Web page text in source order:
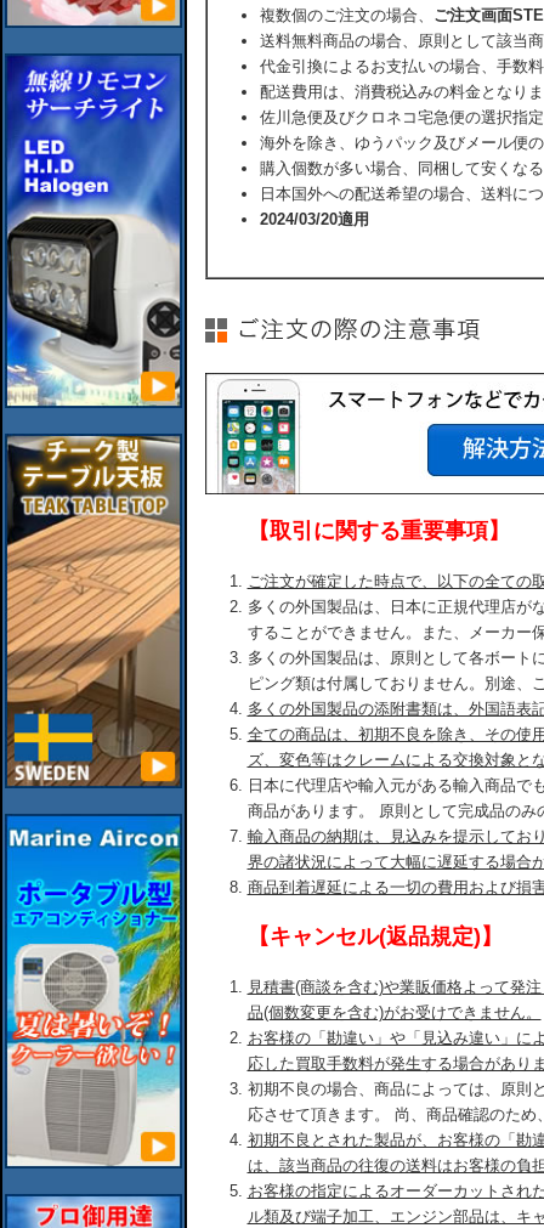
複数個のご注文の場合、 ご注文画面
送料無料商品の場合、原則として該当
代金引換によるお支払いの場合、手数
配送費用は、消費税込みの料金となり
佐川急便及びクロネコ宅急便の選択指
海外を除き、ゆうパック及びメール便
購入個数が多い場合、同梱して安くな
日本国外への配送希望の場合、送料に
2024/03/20適用
【取引に関する重要事項】
ご注文が確定した時点で、以下の全ての
多くの外国製品は、日本に正規代理店が
することができません。また、メーカー
多くの外国製品は、原則として各ボート
ピング類は付属しておりません。別途、
多くの外国製品の添附書類は、外国語表
全ての商品は、初期不良を除き、その使
ズ、変色等はクレームによる交換対象と
日本に代理店や輸入元がある輸入商品で
商品があります。 原則として完成品のみ
輸入商品の納期は、見込みを提示してお
界の諸状況によって大幅に遅延する場合
商品到着遅延による一切の費用および損
【キャンセル(返品規定)】
見積書(商談を含む)や業販価格よって発
品(個数変更を含む)がお受けできません。
お客様の「勘違い」や「見込み違い」に
応した買取手数料が発生する場合があり
初期不良の場合、商品によっては、原則
応させて頂きます。 尚、商品確認のた
初期不良とされた製品が、お客様の「勘
は、該当商品の往復の送料はお客様の負
お客様の指定によるオーダーカットされ
ル類及び端子加工、エンジン部品は、キ